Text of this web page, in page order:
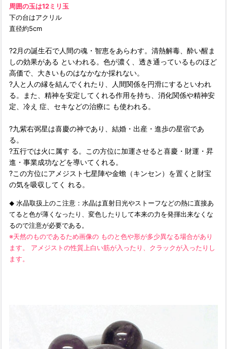
周囲の玉は12ミリ玉
下の台はアクリル
直径約5cm
?2月の誕生石で人間の魂・智恵をあらわす。清熱解毒、酔い醒ま
しの効果がある といわれる。色が濃く、透き通っているものほど
高価で、大きいものはなかなか採れない。
?人と人の縁を結んでくれたり、人間関係を円滑にするといわれ
る。また、精神を安定してくれる作用を持ち、消化関係や精神安
定、冷え 症、セキなどの治療に も使われる。
?九紫右弼星は喜慶の神であり、結婚・出産・進歩の星宿であ
る。
?五行では火に属す る。この方位に加運させると喜慶・財運・昇
進・事業成功などを導いてくれる。
?この方位にアメジスト七星陣や金蟾（キンセン）を置くと財宝
の気を吸収してく れる。
◆ 水晶取扱上のこ注意：水晶は直射日光やストーフなどの熱に直接あ
てると色が薄くなったり、変色したりして本来の力を発揮出来なくな
るので注意が必要である。
※天然のものであるため画像の ものと色や形が多少異なる場合があり
ます。 アメジストの性質上白い筋が入ったり、クラックが入ったりし
ます。